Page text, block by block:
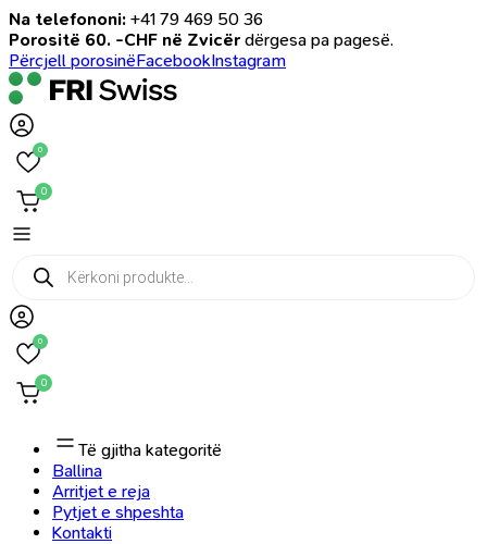
Na telefononi: +41 79 469 50 36
Porositë 60. -CHF në Zvicër dërgesa pa pagesë.
Përcjell porosinëFacebookInstagram
0
0
Products
search
0
0
Të gjitha kategoritë
Ballina
Arritjet e reja
Pytjet e shpeshta
Kontakti